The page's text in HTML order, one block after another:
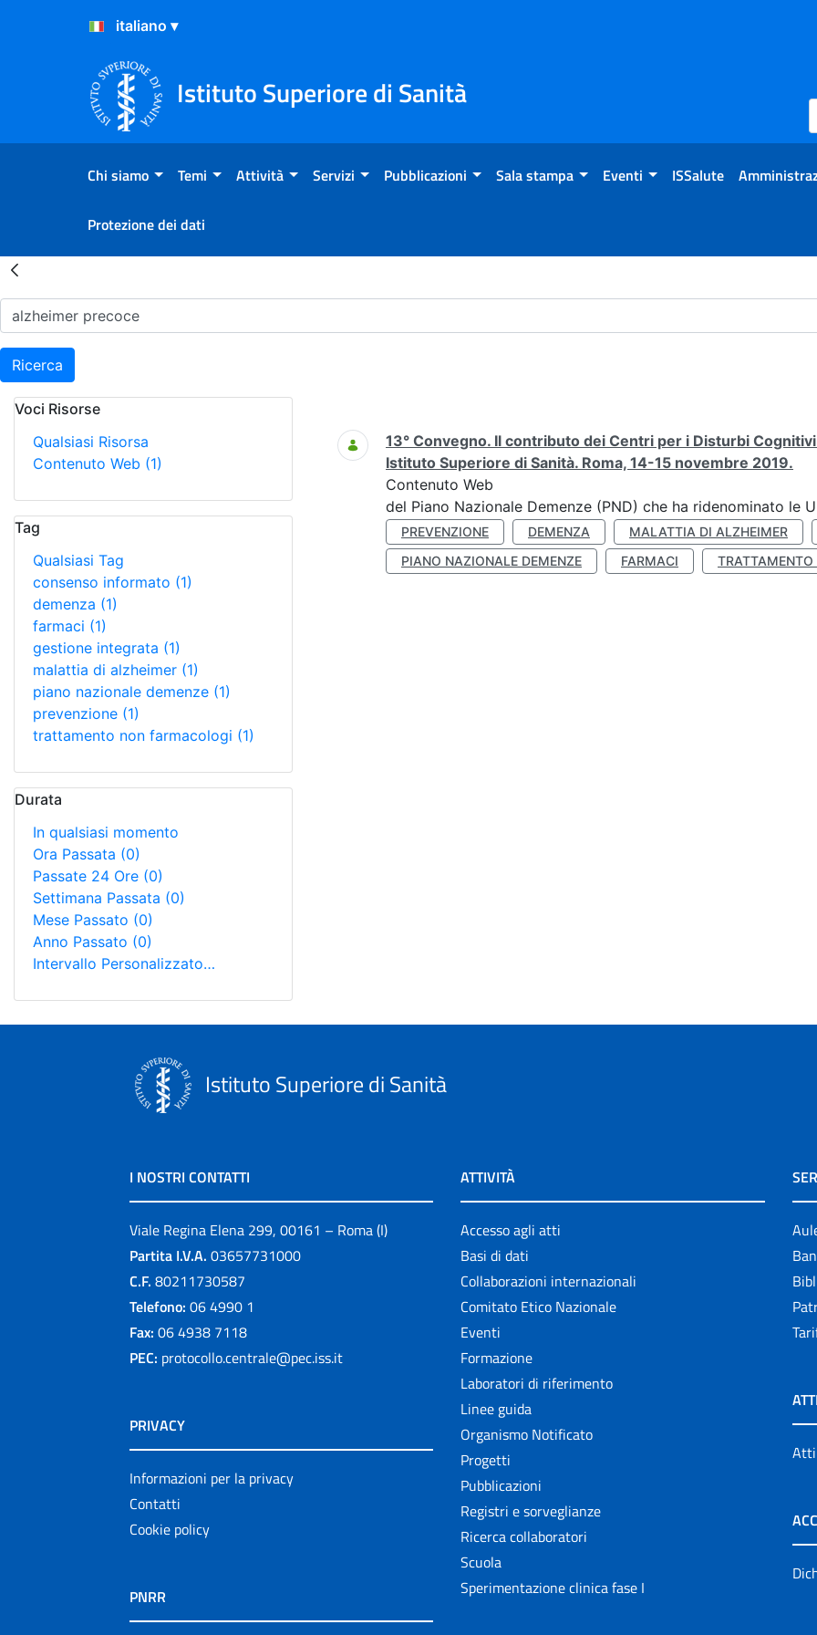
Salta al Contenuto
Salta al Footer
Istituto Superiore di Sanità
Chi siamo Temi Attività Servizi Pubblicazioni Sala stampa Eventi ISSalute
Protezione dei dati
Risultati della Ricerca - Home
Ricerca
Voci Risorse
Qualsiasi Risorsa
Contenuto Web (1)
Tag
Qualsiasi Tag
consenso informato (1)
demenza (1)
farmaci (1)
gestione integrata (1)
malattia di alzheimer (1)
piano nazionale demenze (1)
prevenzione (1)
trattamento non farmacologi (1)
Durata
In qualsiasi momento
Ora Passata (0)
Passate 24 Ore (0)
Settimana Passata (0)
Mese Passato (0)
Anno Passato (0)
Intervallo Personalizzato…
Ricerca
13° Convegno. Il contributo dei Centri per i Disturbi
Istituto Superiore di Sanità. Roma, 14-15 novembre 2019.
Contenuto Web
del Piano Nazionale Demenze (PND) che ha ridenominato le
PREVENZIONE DEMENZA
MALATTIA DI ALZHEIMER
PIANO NAZIONALE DEMENZE
FARMACI
Istituto Superiore di Sanità
I NOSTRI CONTATTI
Viale Regina Elena 299, 00161 – Roma (I)
Partita I.V.A. 03657731000
C.F. 80211730587
Telefono: 06 4990 1
Fax: 06 4938 7118
PEC: protocollo.centrale@pec.iss.it
PRIVACY
Informazioni per la privacy
Contatti
Cookie policy
PNRR
ATTIVITÀ
Accesso agli atti
Basi di dati
Collaborazioni internazionali
Comitato Etico Nazionale
Eventi
Formazione
Laboratori di riferimento
Linee guida
Organismo Notificato
Progetti
Pubblicazioni
Registri e sorveglianze
Ricerca collaboratori
Scuola
Sperimentazione clinica fase I
Atti